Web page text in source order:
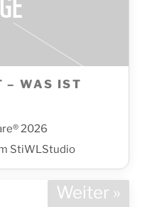
– WAS IST
2026
StiWLStudio
Weiter »